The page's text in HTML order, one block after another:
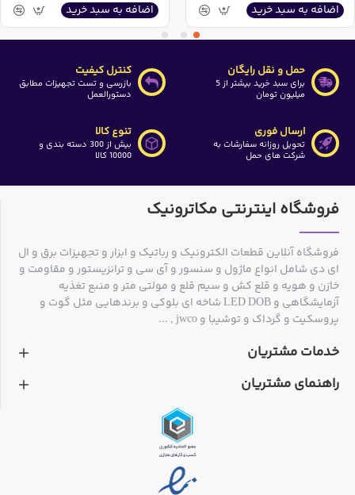
اضافه به سبد خرید اضافه به سبد خرید
حمل و نقل رایگان
برای سبد خرید بیشتر از 5
میلیون تومان
کنترل کیفیت
بازرسی و تست تجهیزات مطابق
دستورالعمل
ارسال فوری
تحویل روزانه سفارشات به
شرکت های حمل
تنوع کالا
بیش از 300 دسته بندی و
10000 کالا
فروشگاه اینترنتی مکاترونیک
فروشگاه آنلاین قطعات الکترونیک و رباتیک و ابزار و تجهیزات برق و ال
ای دی شامل انواع ماژول و سنسور و آی سی و ترانزیستور و مقاومت و
خازن و هویه و قلع کش و سیم قلع و مولتی متر و منبع تغذیه
آزمایشگاهی و LED DOB شاخه ای بلوکی و برندهایی مثل گوت و
پروسکیت و گرداک و توشیبا و jwco , ...
خدمات مشتریان
راهنمای مشتریان